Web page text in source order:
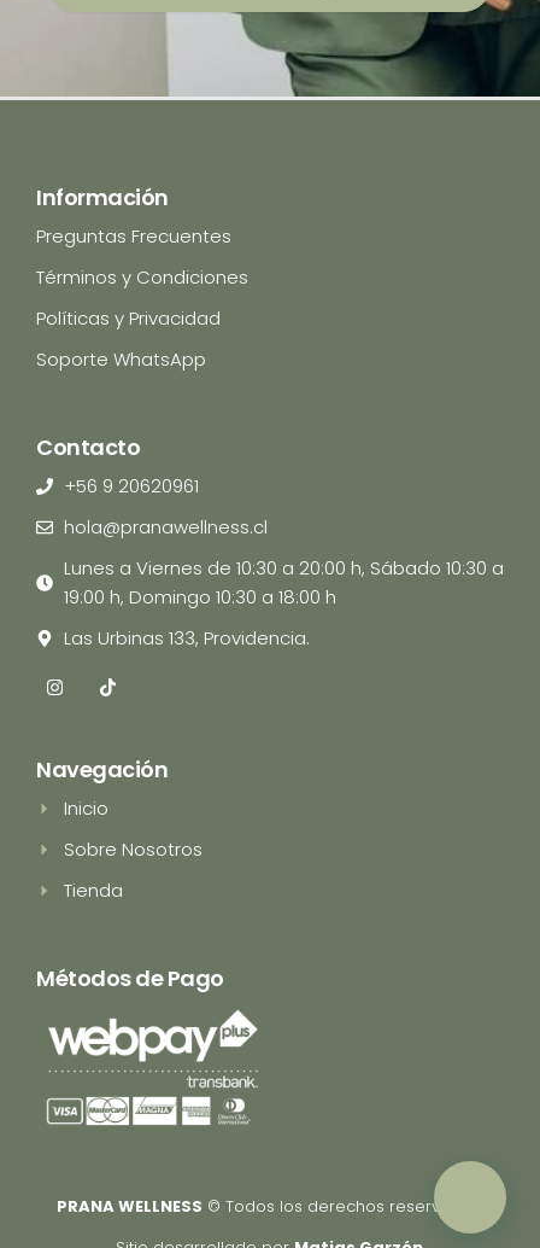
Información
Preguntas Frecuentes
Términos y Condiciones
Políticas y Privacidad
Soporte WhatsApp
Contacto
+56 9 20620961
hola@pranawellness.cl
Lunes a Viernes de 10:30 a 20:00 h, Sábado 10:30 a
19:00 h, Domingo 10:30 a 18:00 h
Las Urbinas 133, Providencia.
I
n
g
T
i
k
Navegación
Inicio
Sobre Nosotros
Tienda
Métodos de Pago
PRANA WELLNESS © Todos los derechos reservados.